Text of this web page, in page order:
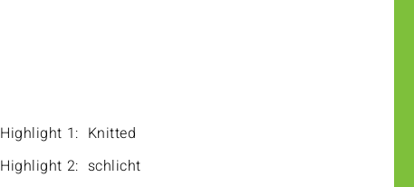
Highlight 1: Knitted
Highlight 2: schlicht